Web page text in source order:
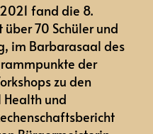
fand die 8.
70 Schüler und
im Barbarasaal des
der
zu den
und